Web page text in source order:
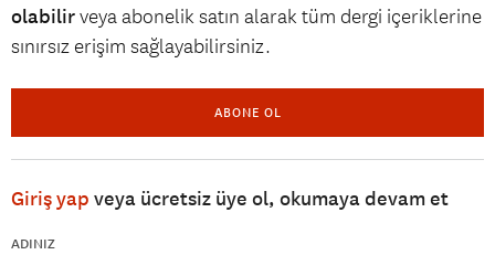
olabilirveya abonelik satın alarak tüm dergi içeriklerine
sınırsız erişim sağlayabilirsiniz.
ABONE OL
Giriş yap veya ücretsiz üye ol, okumaya devam et
ADINIZ